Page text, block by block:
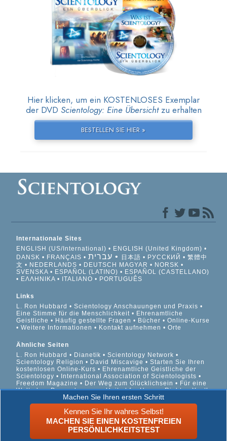
Hier klicken, um ein KOSTENLOSES Exemplar
der DVD Scientology: Eine Übersichtzu erhalten
BESTELLEN SIE HIER »
Machen Sie Ihren ersten Schritt
Kennen Sie Ihr wahres Selbst!
MACHEN SIE EINEN KOSTENFREIEN
PERSÖNLICHKEITSTEST
Internationale Sites
ENGLISH (US/International)
ENGLISH (United Kingdom)
DANSK
FRANÇAIS עברית 日本語 РУССКИЙ
繁體中
文
NEDERLANDS DEUTSCH MAGYAR
NORSK
SVENSKA
ESPAÑOL (LATINO)
ESPAÑOL (CASTELLANO)
ΕΛΛΗΝΙΚA
ITALIANO PORTUGUÊS
Links
L. Ron Hubbard
Scientology Anschauungen und Praxis
Eine Stimme für die Menschlichkeit
Ehrenamtliche
Geistliche
Häufig gestellte Fragen Bücher
Online-Kurse
Weitere Informationen
Kontakt aufnehmen Orte
Ähnliche Seiten
L. Ron Hubbard
Dianetik
Scientology Network
Scientology Religion
David Miscavige
Starten Sie Ihren
kostenlosen Online-Kurs
Ehrenamtliche Geistliche der
Scientology
International Association of Scientologists
Freedom Magazine
Der Weg zum Glücklichsein
Für eine
Welt ohne Drogenkonsum
United for Human Rights
Youth
for Human Rights
Citizens Commission on Human Rights
© 2026 Scientology Kirche International. Alle Rechte
vorbehalten.Datenschutzinformationen •Cookie-Richtlinie
Nutzungsbedingungen•Rechtliche Informationen